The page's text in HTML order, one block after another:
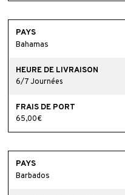
Bahamas
6/7 Journées
65,00€
Barbados